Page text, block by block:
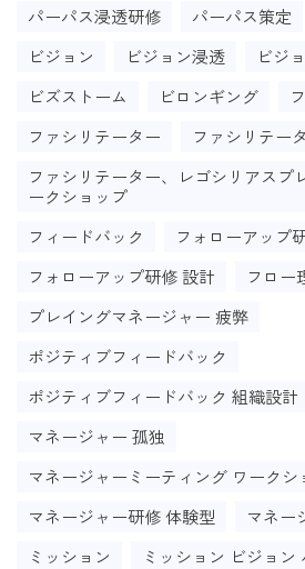
パーパス浸透研修
パーパス策定
ビジョン
ビジョン浸透
ビジ
ビズストーム
ビロンギング
ファシリテーター
ファシリテー
ファシリテーター、レゴシリアスプ
ークショップ
フィードバック
フォローアップ
フォローアップ研修 設計
フロー
プレイングマネージャー 疲弊
ポジティブフィードバック
ポジティブフィードバック 組織設計
マネージャー 孤独
マネージャーミーティング ワークシ
マネージャー研修 体験型
マネー
ミッション
ミッション ビジョン